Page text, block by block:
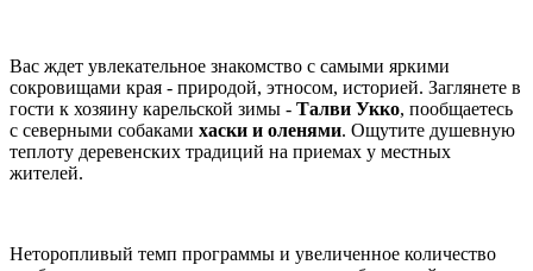
Вас ждет увлекательное знакомство с самыми яркими
сокровищами края - природой, этносом, историей. Заглянете в
гости к хозяину карельской зимы - Талви Укко, пообщаетесь
с северными собаками хаски и оленями. Ощутите душевную
теплоту деревенских традиций на приемах у местных
жителей.
Неторопливый темп программы и увеличенное количество